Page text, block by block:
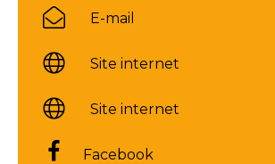
E-mail
Site internet
Site internet
Facebook